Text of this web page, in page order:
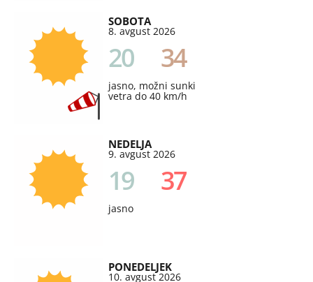
SOBOTA
8. avgust 2026
20 34
jasno, možni sunki
vetra do 40 km/h
NEDELJA
9. avgust 2026
19 37
jasno
PONEDELJEK
10. avgust 2026